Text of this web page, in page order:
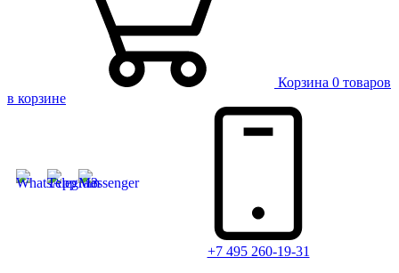
Корзина 0 товаров
в корзине
+7 495 260-19-31